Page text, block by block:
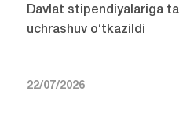
Davlat stipendiyalariga
uchrashuv o‘tkazildi
22/07/2026